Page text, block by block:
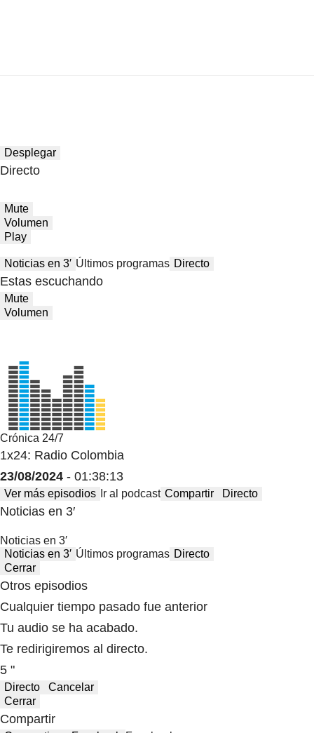
Desplegar
Directo
Mute
Volumen
Play
Noticias en 3′ Últimos programas Directo
Estas escuchando
Mute
Volumen
Crónica 24/7
1x24: Radio Colombia
23/08/2024 - 01:38:13
Ver más episodios Ir al podcast Compartir Directo
Noticias en 3′
Noticias en 3′
Noticias en 3′ Últimos programas Directo
Cerrar
Otros episodios
Cualquier tiempo pasado fue anterior
Tu audio se ha acabado.
Te redirigiremos al directo.
5 "
Directo
Cancelar
Cerrar
Compartir